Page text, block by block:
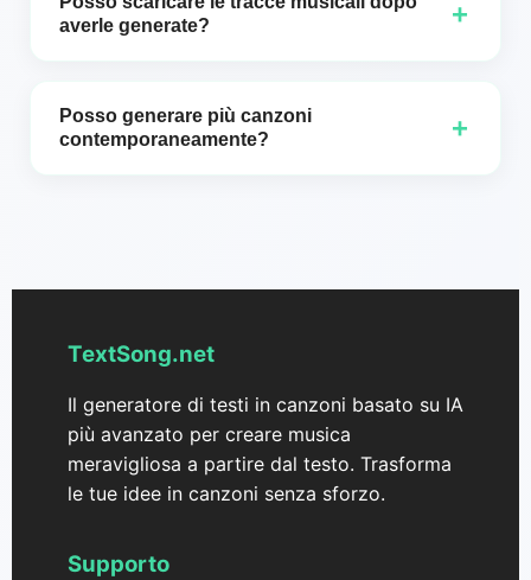
a fare musica all'istante, che tu sia a casa o in
login per iniziare a usare il software.
averle generate?
+
stata generata, puoi scaricare la traccia nel formato
che preferisci.
Posso generare più canzoni
contemporaneamente?
+
TextSong.net
Il generatore di testi in canzoni basato su IA
più avanzato per creare musica
meravigliosa a partire dal testo. Trasforma
le tue idee in canzoni senza sforzo.
Supporto